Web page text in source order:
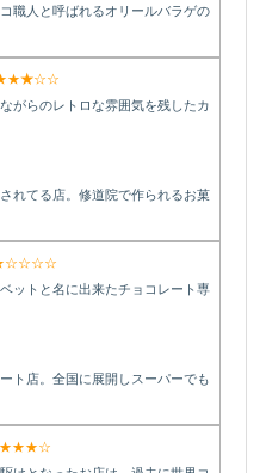
職人と呼ばれるオリールバラゲの
★☆☆
がらのレトロな雰囲気を残したカ
れてる店。修道院で作られるお菓
ットと名に出来たチョコレート専
ト店。全国に展開しスーパーでも